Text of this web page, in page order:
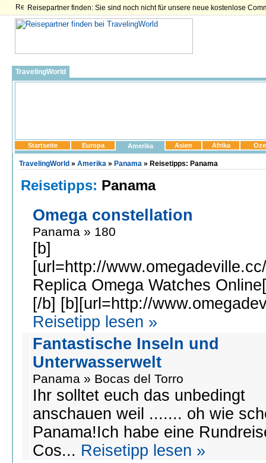
Reisepartner finden: Sie sind noch nicht für unsere neue kostenlose
TravelingWorld
Startseite Europa Amerika Asien Afrika
TravelingWorld » Amerika » Panama » Reisetipps: Panama
Reisetipps: Panama
Omega constellation
Panama » 180
[b]
[url=http://
Replica Omega Watches
[/b] [b][url=http://
Reisetipp lesen »
Fantastische Inseln und
Unterwasserwelt
Panama » Bocas del Torro
Ihr solltet euch das unbedingt
anschauen weil ....... oh wie
Panama!Ich habe eine
Cos... Reisetipp lesen »